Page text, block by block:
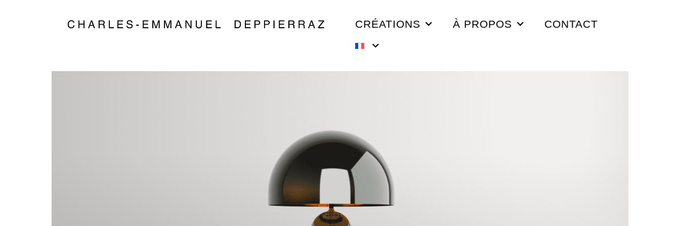
CRÉATIONS À PROPOS CONTACT